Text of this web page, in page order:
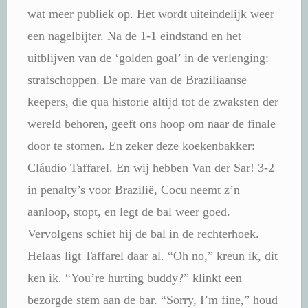
wat meer publiek op. Het wordt uiteindelijk weer
een nagelbijter. Na de 1-1 eindstand en het
uitblijven van de ‘golden goal’ in de verlenging:
strafschoppen. De mare van de Braziliaanse
keepers, die qua historie altijd tot de zwaksten der
wereld behoren, geeft ons hoop om naar de finale
door te stomen. En zeker deze koekenbakker:
Cláudio Taffarel. En wij hebben Van der Sar! 3-2
in penalty’s voor Brazilië, Cocu neemt z’n
aanloop, stopt, en legt de bal weer goed.
Vervolgens schiet hij de bal in de rechterhoek.
Helaas ligt Taffarel daar al. “Oh no,” kreun ik, dit
ken ik. “You’re hurting buddy?” klinkt een
bezorgde stem aan de bar. “Sorry, I’m fine,” houd